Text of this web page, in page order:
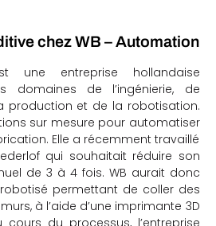
chez WB – Automation
une entreprise hollandaise
domaines de l’ingénierie, de
production et de la robotisation.
sur mesure pour automatiser
Elle a récemment travaillé
qui souhaitait réduire son
de 3 à 4 fois. WB aurait donc
permettant de coller des
à l’aide d’une imprimante 3D